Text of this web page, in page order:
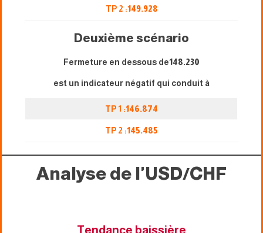
TP 2 :149.928
Deuxième scénario
Fermeture en dessous de148.230
est un indicateur négatif qui conduit à
TP 1 :146.874
TP 2 :145.485
Analyse de l'USD/CHF
Tendance baissière